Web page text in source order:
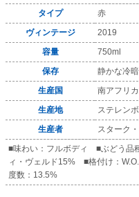
タイプ
赤
ヴィンテージ
2019
容量
750ml
保存
静かな冷
生産国
南アフリカ
生産地
ステレン
生産者
スターク
■味わい：フルボディ ■ぶどう品
ィ・ヴェルド15% ■格付け：
度数：13.5%